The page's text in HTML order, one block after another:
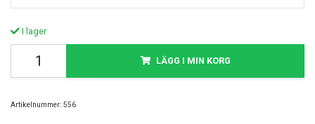
I lager
LÄGG I MIN KORG
Artikelnummer: 556